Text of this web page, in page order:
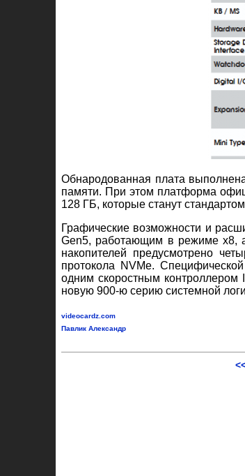
Обнародованная плата
памяти. При этом платформа
128 ГБ, которые станут
Графические возможности и
Gen5, работающим в режиме x8,
накопителей предусмотрено
протокола NVMe.
одним скоростным контроллером
новую 900-ю серию системной
videocardz.com
Павлик Александр